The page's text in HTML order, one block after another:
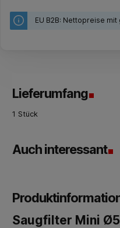
EU B2B: Nettopreise
Lieferumfang
1 Stück
Auch interessant
Saugfilter Mini